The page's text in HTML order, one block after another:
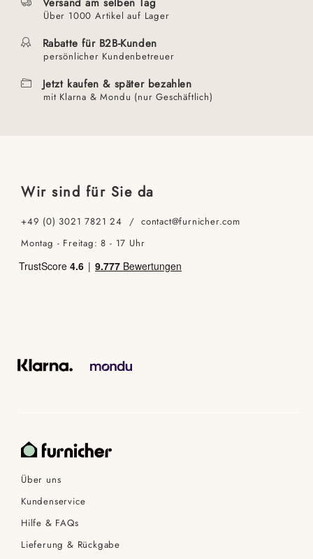
Über 1000 Artikel auf Lager
Rabatte für B2B-Kunden
persönlicher Kundenbetreuer
Jetzt kaufen & später bezahlen
mit Klarna & Mondu (nur Geschäftlich)
Wir sind für Sie da
+49 (0) 3021 7821 24 / contact@furnicher.com
Montag - Freitag: 8 - 17 Uhr
Über uns
Kundenservice
Hilfe & FAQs
Lieferung & Rückgabe